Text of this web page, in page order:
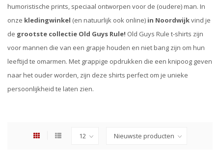
humoristische prints, speciaal ontworpen voor de (oudere) man. In
onze kledingwinkel (en natuurlijk ook online) in Noordwijkvind je
de grootste collectie Old Guys Rule! Old Guys Rule t-shirts zijn
voor mannen die van een grapje houden en niet bang zijn om hun
leeftijd te omarmen. Met grappige opdrukken die een knipoog geven
naar het ouder worden, zijn deze shirts perfect om je unieke
persoonlijkheid te laten zien.